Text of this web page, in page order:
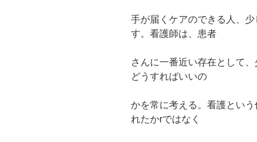
手が届くケアのできる人、
す。看護師は、患者
さんに一番近い存在として
どうすればいいの
かを常に考える。看護とい
れたかrではなく